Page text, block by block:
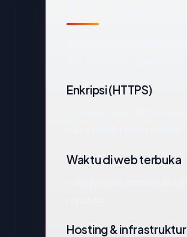
Enkripsi (HTTPS)
Waktu di web terbuka
Hosting & infrastruktur